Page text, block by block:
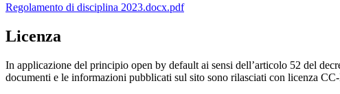
Regolamento di disciplina 2023.docx.pdf
Licenza
In applicazione del principio open by default ai sensi dell’articolo 52 del
documenti e le informazioni pubblicati sul sito sono rilasciati con licenza